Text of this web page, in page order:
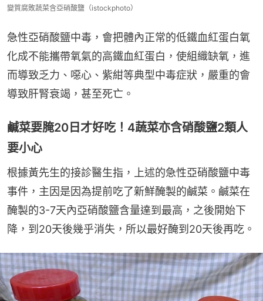
變質腐敗蔬菜含亞硝酸鹽（istockphoto）
急性亞硝酸鹽中毒，會把體內正常的低鐵血紅蛋白氧
化成不能攜帶氧氣的高鐵血紅蛋白，使組織缺氧，進
而導致乏力、噁心、紫紺等典型中毒症狀，嚴重的會
導致肝腎衰竭，甚至死亡。
鹹菜要腌20日才好吃！4蔬菜亦含硝酸鹽2類人
要小心
根據黃先生的接診醫生指，上述的急性亞硝酸鹽中毒
事件，主因是因為提前吃了新鮮醃製的鹹菜。鹹菜在
醃製的3-7天內亞硝酸鹽含量達到最高，之後開始下
降，到20天後幾乎消失，所以最好醃到20天後再吃。